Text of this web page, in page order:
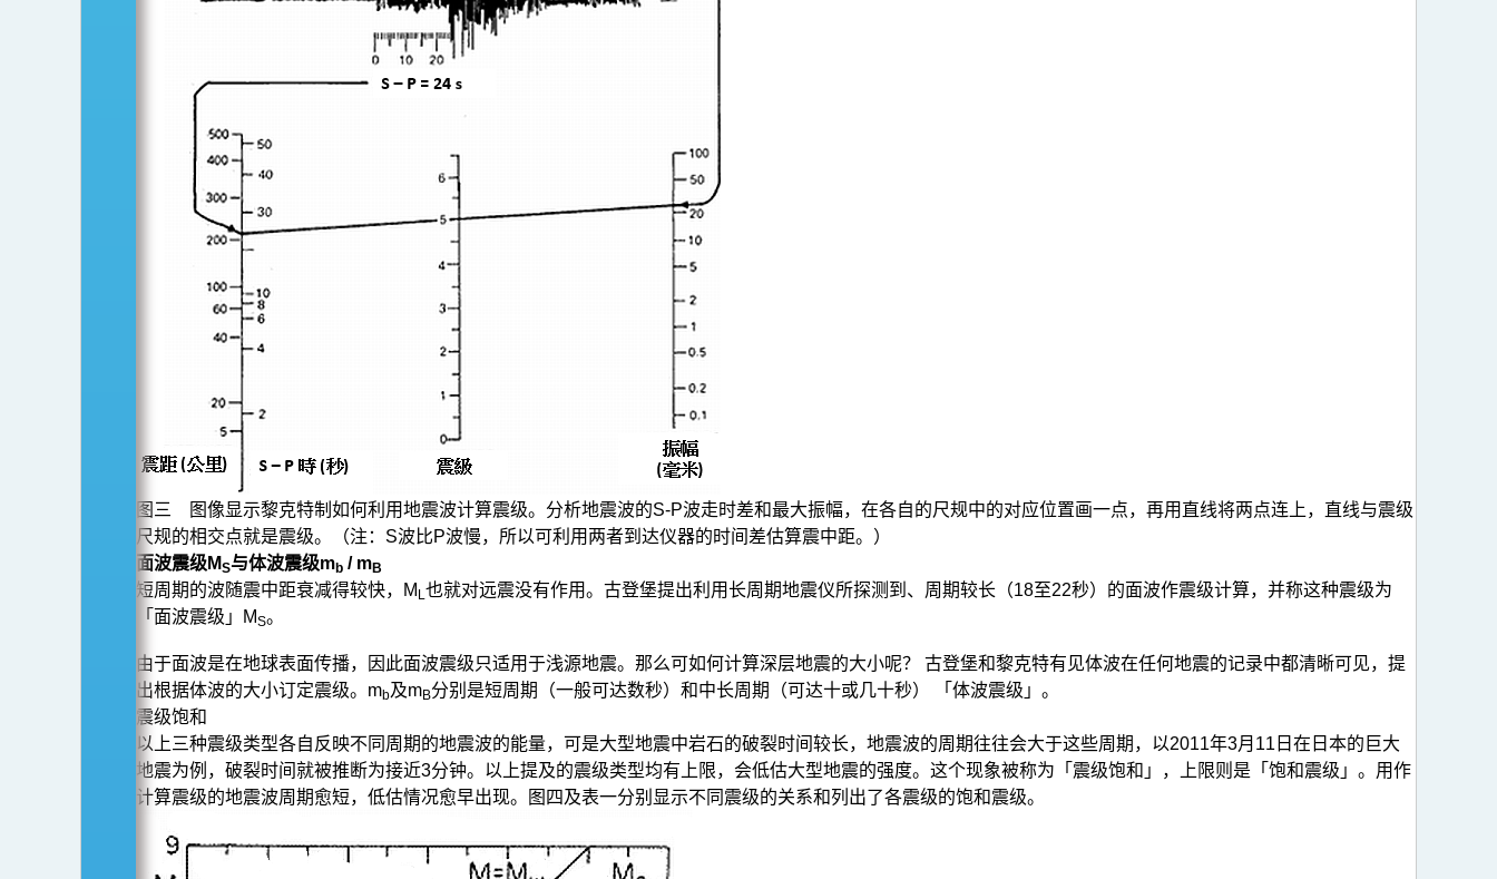
图三 图像显示黎克特制如何利用地震波计算震级。分析地震波的S-P波走时差和最大振幅，在各自的尺规中的对应位置画一点，再用直线将两点连上，直线与震级
尺规的相交点就是震级。（注：S波比P波慢，所以可利用两者到达仪器的时间差估算震中距。）
面波震级MS与体波震级mb / mB
短周期的波随震中距衰减得较快，M L也就对远震没有作用。古登堡提出利用长周期地震仪所探测到、周期较长（18至22秒）的面波作震级计算，并称这种震级为
「面波震级」MS。
由于面波是在地球表面传播，因此面波震级只适用于浅源地震。那么可如何计算深层地震的大小呢？ 古登堡和黎克特有见体波在任何地震的记录中都清晰可见，提
出根据体波的大小订定震级。mb及mB分别是短周期（一般可达数秒）和中长周期（可达十或几十秒） 「体波震级」。
震级饱和
以上三种震级类型各自反映不同周期的地震波的能量，可是大型地震中岩石的破裂时间较长，地震波的周期往往会大于这些周期，以2011年3月11日在日本的巨大
地震为例，破裂时间就被推断为接近3分钟。以上提及的震级类型均有上限，会低估大型地震的强度。这个现象被称为「震级饱和」，上限则是「饱和震级」。用作
计算震级的地震波周期愈短，低估情况愈早出现。图四及表一分别显示不同震级的关系和列出了各震级的饱和震级。